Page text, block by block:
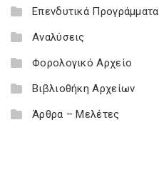
Επενδυτικά Προγράμματα
Αναλύσεις
Φορολογικό Αρχείο
Βιβλιοθήκη Αρχείων
Άρθρα – Μελέτες